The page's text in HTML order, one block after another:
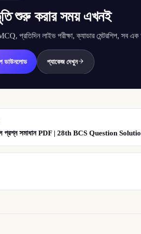
শুরু করার সময় এখনই
প্রতিদিন লাইভ পরীক্ষা, ক্যাডার মেন্টরশিপ, সব এক
ডাউনলোড প্যাকেজ দেখুন
প্রশ্ন সমাধান PDF | 28th BCS Question